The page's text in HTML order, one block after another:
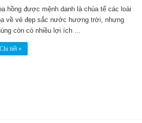
hồng được mệnh danh là chúa tể các loài
về vẻ đẹp sắc nước hương trời, nhưng
còn có nhiều lợi ích ...
Chi tiết »